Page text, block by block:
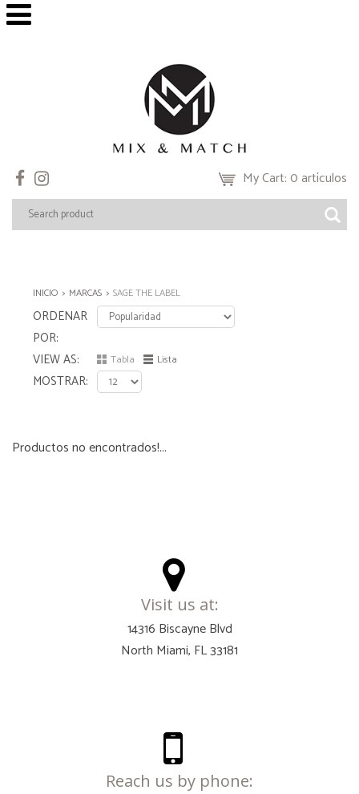
My Cart: 0 artículos
INICIO MARCAS SAGE THE LABEL
ORDENAR
POR
VIEW AS
Tabla Lista
MOSTRAR
Productos no encontrados!...
Visit us at:
14316 Biscayne Blvd
North Miami, FL 33181
Reach us by phone: